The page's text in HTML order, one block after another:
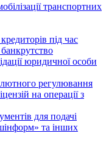
транспортних
під час
юридичної особи
регулювання
на операції з
для подачі
та інших